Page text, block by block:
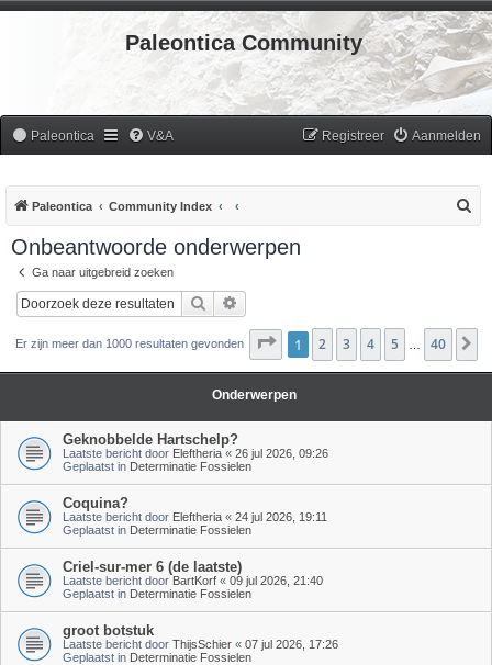
Paleontica Community
Paleontica V&A Aanmelden
Registreer
Paleontica Community Index
Onbeantwoorde onderwerpen
Ga naar uitgebreid zoeken
Zoek
Er zijn meer dan 1000 resultaten gevonden Pagina1 van 40
1 2 3 4 5 40
Onderwerpen
Geknobbelde Hartschelp?
Laatste bericht door Eleftheria « 26 jul 2026, 09:26
Geplaatst in Determinatie Fossielen
Coquina?
Laatste bericht door Eleftheria « 24 jul 2026, 19:11
Geplaatst in Determinatie Fossielen
Criel-sur-mer 6 (de laatste)
Laatste bericht door BartKorf « 09 jul 2026, 21:40
Geplaatst in Determinatie Fossielen
groot botstuk
Laatste bericht door ThijsSchier « 07 jul 2026, 17:26
Geplaatst in Determinatie Fossielen